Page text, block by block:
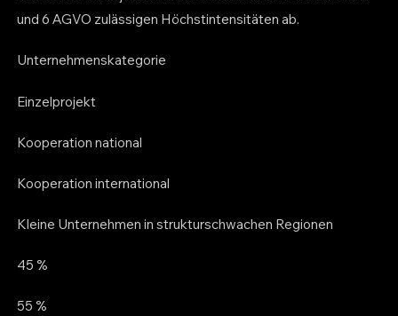
und 6 AGVO zulässigen Höchstintensitäten ab.
Unternehmenskategorie
Einzelprojekt
Kooperation national
Kooperation international
Kleine Unternehmen in strukturschwachen Regionen
45 %
55 %